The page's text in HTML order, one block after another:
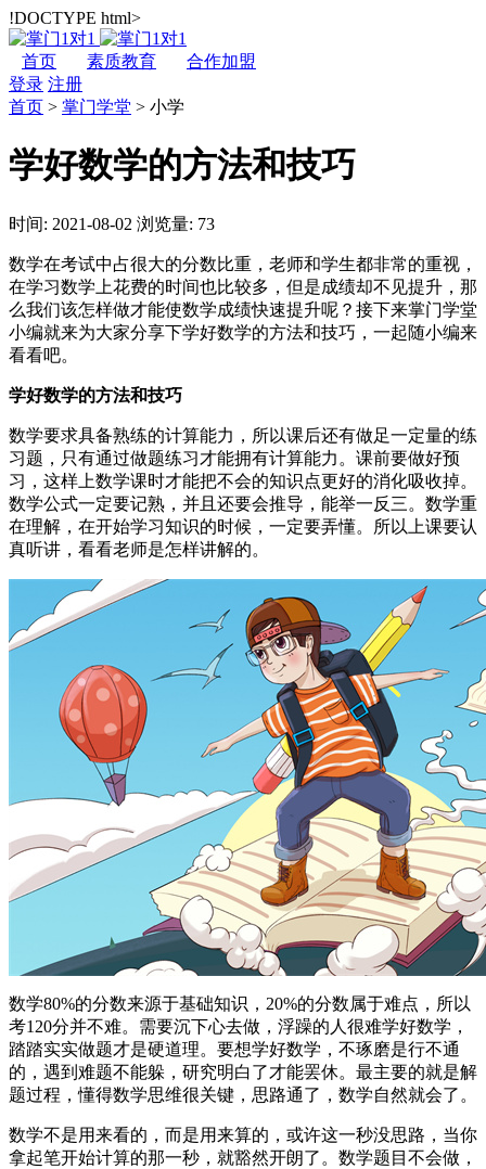
!DOCTYPE html>
首页 素质教育
合作加盟
登录 注册
首页 > 掌门学堂 > 小学
学好数学的方法和技巧
时间: 2021-08-02 浏览量: 73
数学在考试中占很大的分数比重，老师和学生都非常的重视，
在学习数学上花费的时间也比较多，但是成绩却不见提升，那
么我们该怎样做才能使数学成绩快速提升呢？接下来掌门学堂
小编就来为大家分享下学好数学的方法和技巧，一起随小编来
看看吧。
学好数学的方法和技巧
数学要求具备熟练的计算能力，所以课后还有做足一定量的练
习题，只有通过做题练习才能拥有计算能力。课前要做好预
习，这样上数学课时才能把不会的知识点更好的消化吸收掉。
数学公式一定要记熟，并且还要会推导，能举一反三。数学重
在理解，在开始学习知识的时候，一定要弄懂。所以上课要认
真听讲，看看老师是怎样讲解的。
数学80%的分数来源于基础知识，20%的分数属于难点，所以
考120分并不难。需要沉下心去做，浮躁的人很难学好数学，
踏踏实实做题才是硬道理。要想学好数学，不琢磨是行不通
的，遇到难题不能躲，研究明白了才能罢休。最主要的就是解
题过程，懂得数学思维很关键，思路通了，数学自然就会了。
数学不是用来看的，而是用来算的，或许这一秒没思路，当你
拿起笔开始计算的那一秒，就豁然开朗了。数学题目不会做，